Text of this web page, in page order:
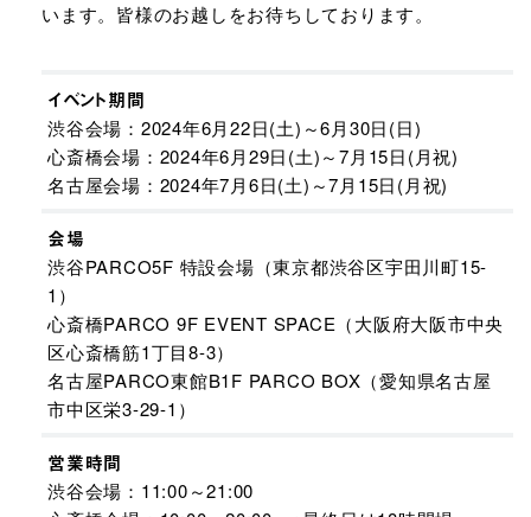
います。皆様のお越しをお待ちしております。
イベント期間
渋谷会場：2024年6月22日(土)～6月30日(日)​
心斎橋会場：2024年6月29日(土)～7月15日(月祝)​
名古屋会場：2024年7月6日(土)～7月15日(月祝)​
会場
渋谷PARCO5F 特設会場（東京都渋谷区宇田川町15-
1）
心斎橋PARCO 9F EVENT SPACE（大阪府大阪市中央
区心斎橋筋1丁目8-3）
名古屋PARCO東館B1F PARCO BOX（愛知県名古屋
市中区栄3-29-1）
営業時間
渋谷会場：11:00～21:00